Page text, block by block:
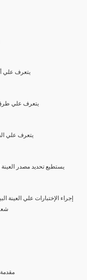
(3) يتعرف
(4) يتعرف علي
(5) يتعرف علي
(6) يستطيع تحديد مصدر
1-